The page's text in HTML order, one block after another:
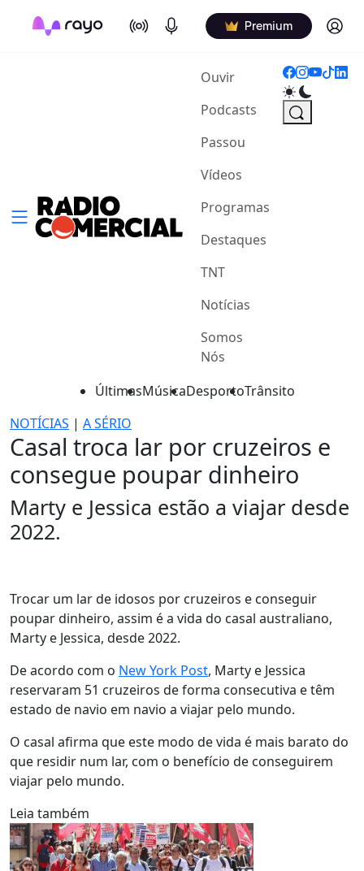
On Air Podcasts Premium Log in
Ouvir(current)
Podcasts
Passou
Vídeos
Programas
Destaques
TNT
Notícias
Somos
Nós
ÚltimasMúsicaDesportoTrânsito
NOTÍCIAS | A SÉRIO
Casal troca lar por cruzeiros e
consegue poupar dinheiro
Marty e Jessica estão a viajar desde
2022.
Trocar um lar de idosos por cruzeiros e conseguir
poupar dinheiro, assim é a vida do casal australiano,
Marty e Jessica, desde 2022.
De acordo com o New York Post, Marty e Jessica
reservaram 51 cruzeiros de forma consecutiva e têm
estado de navio em navio a viajar pelo mundo.
O casal afirma que este modo de vida é mais barato do
que residir num lar, com o benefício de conseguirem
viajar pelo mundo.
Leia também